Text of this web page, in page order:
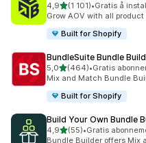
4,9av 5 stjerner
(1 101)
Totalt 1101 omtaler
•Gratis å
Grow AOV with all
Built for Shopify
BundleSuite Bundle
5,0av 5 stjerner
(464)
Totalt 464 omtaler
•Gratis
Mix and Match Bundle
Built for Shopify
Build Your Own Bundle
4,9av 5 stjerner
(55)
Totalt 55 omtaler
•Gratis
Bundle Builder offers Mix